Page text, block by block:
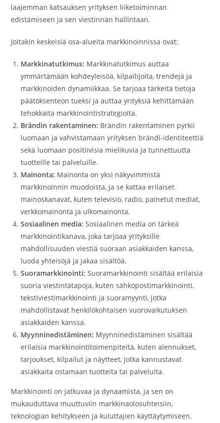
laajemman katsauksen yrityksen liiketoiminnan
edistämiseen ja sen viestinnän hallintaan.
Joitakin keskeisiä osa-alueita markkinoinnissa ovat:
Markkinatutkimus: Markkinatutkimus auttaa
ymmärtämään kohdeyleisöä, kilpailijoita, trendejä ja
markkinoiden dynamiikkaa. Se tarjoaa tärkeitä tietoja
päätöksenteon tueksi ja auttaa yrityksiä kehittämään
tehokkaita markkinointistrategioita.
Brändin rakentaminen: Brändin rakentaminen pyrkii
luomaan ja vahvistamaan yrityksen brändi-identiteettiä
sekä luomaan positiivisia mielikuvia ja tunnettuutta
tuotteille tai palveluille.
Mainonta: Mainonta on yksi näkyvimmistä
markkinoinnin muodoista, ja se kattaa erilaiset
mainoskanavat, kuten televisio, radio, painetut mediat,
verkkomainonta ja ulkomainonta.
Sosiaalinen media: Sosiaalinen media on tärkeä
markkinointikanava, joka tarjoaa yrityksille
mahdollisuuden viestiä suoraan asiakkaiden kanssa,
luoda yhteisöjä ja jakaa sisältöä.
Suoramarkkinointi: Suoramarkkinointi sisältää erilaisia
suoria viestintätapoja, kuten sähköpostimarkkinointi,
tekstiviestimarkkinointi ja suoramyynti, jotka
mahdollistavat henkilökohtaisen vuorovaikutuksen
asiakkaiden kanssa.
Myynninedistäminen: Myynninedistäminen sisältää
erilaisia markkinointitoimenpiteitä, kuten alennukset,
tarjoukset, kilpailut ja näytteet, jotka kannustavat
asiakkaita ostamaan tuotteita tai palveluita.
Markkinointi on jatkuvaa ja dynaamista, ja sen on
mukauduttava muuttuviin markkinaolosuhteisiin,
teknologian kehitykseen ja kuluttajien käyttäytymiseen.